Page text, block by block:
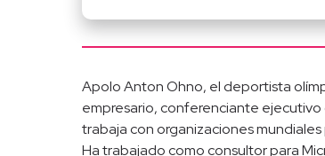
Apolo Anton Ohno, el deportista
empresario, conferenciante
trabaja con organizaciones
Ha trabajado como consultor para